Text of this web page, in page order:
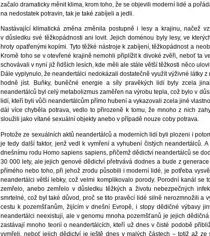
začalo dramaticky měnit klima, krom toho, že se objevili moderní lidé a
na nedostatek potravin, tak je také zabíjeli a jedli.
Nastávající klimatická změna změnila postupně i lesy a krajinu, načež
v důsledku své těžkopádnosti ani lovit. Jejich doménou byly lesy, ve
hroty opatřenými kopími. Tyto těžké nástroje k zabíjení, těžkopádnost a
Kromě toho se v otevřené krajině nemohli připlížit k divoké zvěři, neboť ta
schovávali v nyní již řidších lesích, kde měli ale stále větší těžkosti něco
Dále vyplynulo, že neandertálci nedokázali dostatečně využít výživné látky
hodně jíst. Buňky, buněčné energie a síly pravěkých lidí byly zcela
neandertálců byl celý metabolizmus zaměřen na výrobu tepla, což bylo v
lidí, kteří byli vůči neandertálcům přímo hubení a vykazovali zcela jiné
dál více chyběla potrava, vedlo to přirozeně k tomu, že mnoho z nich
sloužili jako vítané sexuální objekty anebo v případě nouze coby potrava.
Protože ze sexuálních aktů neandertálců a moderních lidí byli plozeni i
je tedy další faktor, jenž vedl k vymření a vyhubení čistých neandertálců.
dnešnímu rodu Homo sapiens sapiens, přičemž dědictví neandertálců se
30 000 lety, ale jejich genové dědictví přetrvává dodnes a bude z
přímého nebo toho, při jehož zrodu působili i moderní lidé, je potřeba
neandertálci větší lebky, což velmi komplikovalo porody. Porodní kanál se
zemřelo, anebo zemřelo v důsledku těžkých a životu nebezpečných
smrtelné, což byl také důvod, proč se tito pravěcí lidé silně nerozmnožili a
cestu k pozemšťanům, žijícím v dnešní Evropě, i stopy dědičné výbavy
neandertálci neexistují, ale v genomu mnoha pozemšťanů je jejich
zastávají mnoho teorií o neandertálcích, kteří už dnes v čisté podobě
vymřeli, neboť jejich dědictví je ještě dnes v malých částech – totiž až